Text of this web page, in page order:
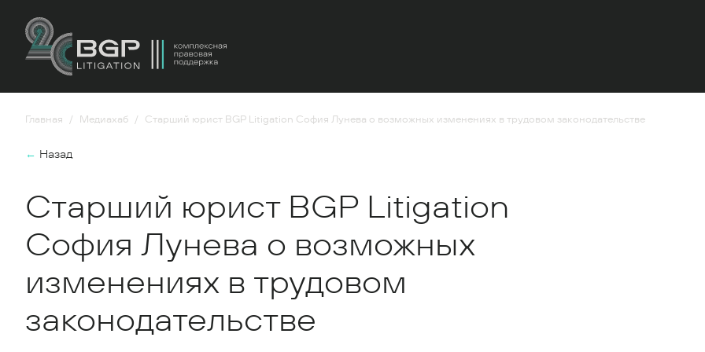
Главная Медиахаб Старший юрист BGP Litigation София Лунева о возможных изменениях в трудовом законодательстве
← Назад
Старший юрист BGP Litigation
София Лунева о возможных
изменениях в трудовом
законодательстве